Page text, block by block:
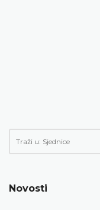
Novosti